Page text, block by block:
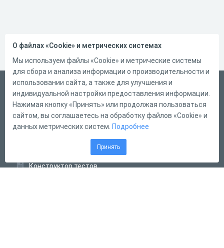
Русский
Справка
Форма обратной связи
Конструктор тестов
О файлах «Cookie» и метрических системах
Мы используем файлы «Cookie» и метрические системы
для сбора и анализа информации о производительности и
использовании сайта, а также для улучшения и
индивидуальной настройки предоставления информации.
Нажимая кнопку «Принять» или продолжая пользоваться
сайтом, вы соглашаетесь на обработку файлов «Cookie» и
данных метрических систем. Подробнее
Принять